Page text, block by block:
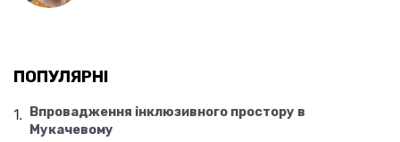
ПОПУЛЯРНІ
Впровадження інклюзивного простору в
Мукачевому